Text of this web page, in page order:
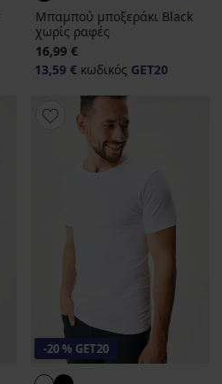
Μπαμπού μποξεράκι Black
χωρίς ραφές
16,99 €
13,59 € κωδικός GET20
-20 % GET20